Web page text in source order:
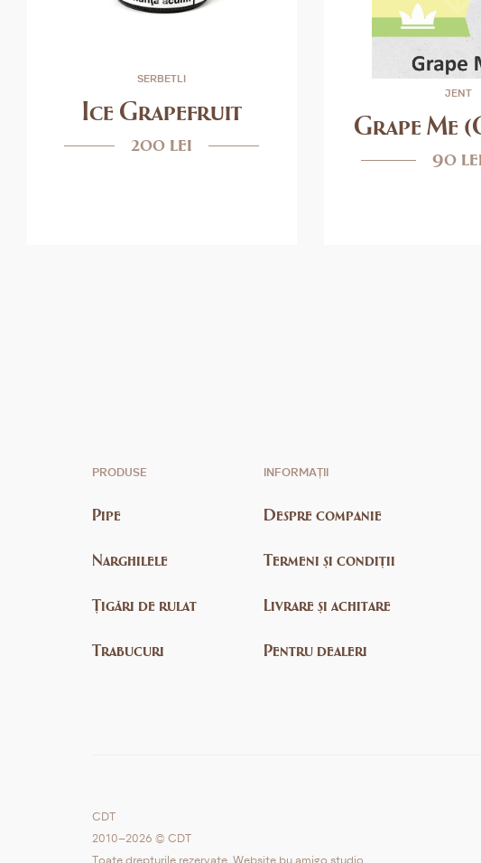
SERBETLI
Ice Grapefruit
200 lei
JENT
Grape Me
90
PRODUSE
Pipe
Narghilele
Țigări de rulat
Trabucuri
INFORMAȚII
Despre companie
Termeni și condiții
Livrare și achitare
Pentru dealeri
CDT
2010–2026 © CDT
Toate drepturile rezervate. Website by amigo.studio